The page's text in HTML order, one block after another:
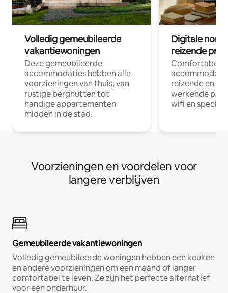
Volledig gemeubileerde
vakantiewoningen
Deze gemeubileerde
accommodaties hebben alle
voorzieningen van thuis, van
rustige berghutten tot
handige appartementen
midden in de stad.
Digitale
reizende
Comfortabele
reizende en
werkende
wifi en
Voorzieningen en voordelen voor
langere verblijven
Gemeubileerde vakantiewoningen
Volledig gemeubileerde woningen hebben een keuken
en andere voorzieningen om een maand of langer
comfortabel te leven. Ze zijn het perfecte alternatief
voor een onderhuur.